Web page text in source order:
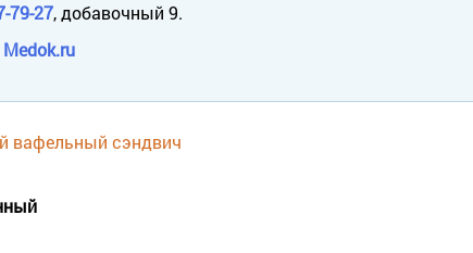
79-27, добавочный 9.
Medok.ru
вафельный сэндвич